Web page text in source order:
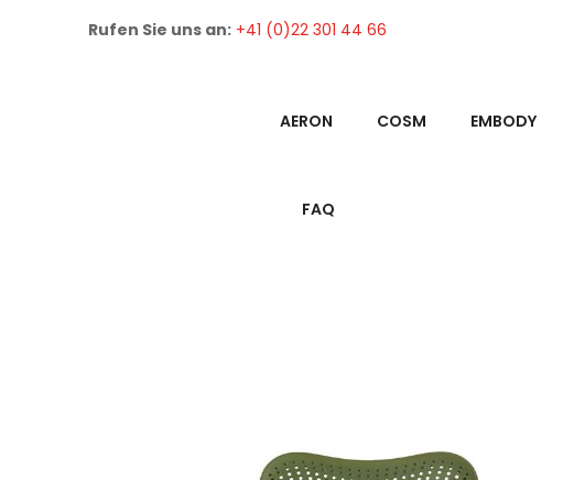
Rufen Sie uns an: +41 (0)22 301 44 66
AERON COSM EMBODY
FAQ